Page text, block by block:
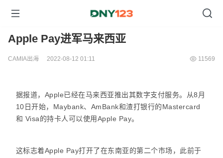
Apple Pay进军马来西亚
CAMIA出海 2022-08-12 01:11 11569
据报道，Apple已经在马来西亚推出其数字支付服务。从8月
10日开始，Maybank、AmBank和渣打银行的Mastercard
和 Visa的持卡人可以使用Apple Pay。
这标志着Apple Pay打开了在东南亚的第二个市场，此前于